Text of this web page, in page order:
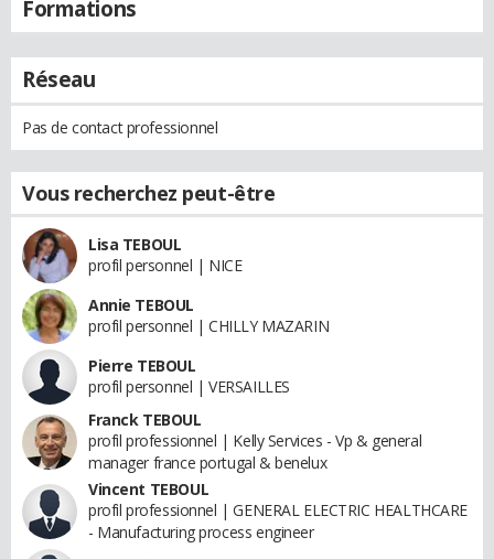
Formations
Réseau
Pas de contact professionnel
Vous recherchez peut-être
Lisa TEBOUL
profil personnel | NICE
Annie TEBOUL
profil personnel | CHILLY MAZARIN
Pierre TEBOUL
profil personnel | VERSAILLES
Franck TEBOUL
profil professionnel | Kelly Services - Vp & general
manager france portugal & benelux
Vincent TEBOUL
profil professionnel | GENERAL ELECTRIC HEALTHCARE
- Manufacturing process engineer